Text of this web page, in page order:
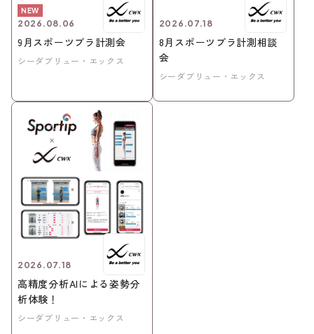
NEW
2026.08.06
9月スポーツブラ計測会
シーダブリュー・エックス
2026.07.18
8月スポーツブラ計測相談
会
シーダブリュー・エックス
2026.07.18
高精度分析AIによる姿勢分
析体験！
シーダブリュー・エックス